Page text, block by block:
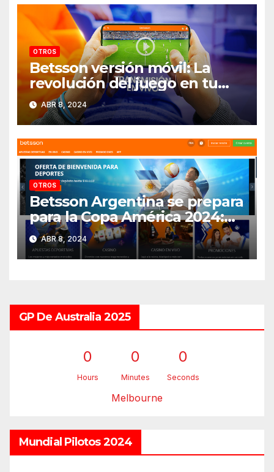
OTROS
Betsson versión móvil: La
revolución del juego en tu
bolsillo
ABR 8, 2024
OTROS
Betsson Argentina se prepara
para la Copa América 2024:
¡Descúbrelo acá!
ABR 8, 2024
GP De Australia 2025
0
Hours
0
Minutes
0
Seconds
Melbourne
Mundial Pilotos 2024